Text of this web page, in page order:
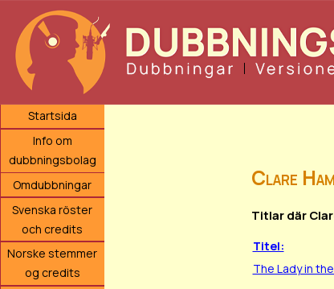
Startsida
Info om
dubbningsbolag
Omdubbningar
Svenska röster
och credits
Norske stemmer
og credits
Clare
Titlar där
Titel:
The Lady in